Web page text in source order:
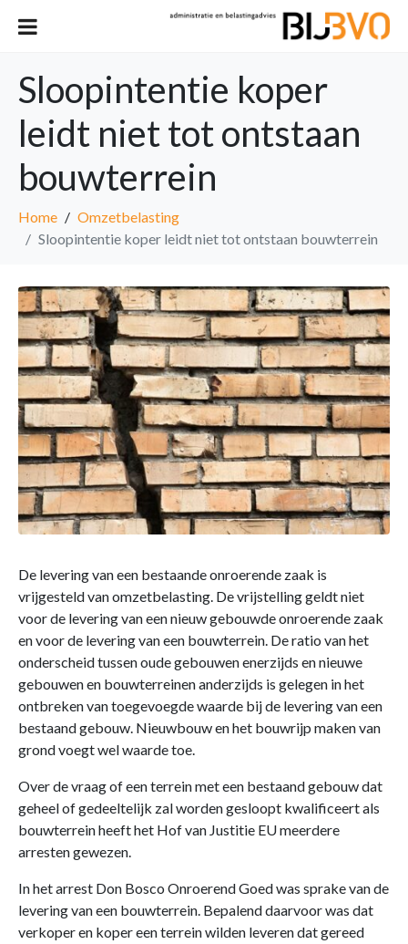
Sloopintentie koper
leidt niet tot ontstaan
bouwterrein
Home
Omzetbelasting
Sloopintentie koper leidt niet tot ontstaan bouwterrein
De levering van een bestaande onroerende zaak is
vrijgesteld van omzetbelasting. De vrijstelling geldt niet
voor de levering van een nieuw gebouwde onroerende zaak
en voor de levering van een bouwterrein. De ratio van het
onderscheid tussen oude gebouwen enerzijds en nieuwe
gebouwen en bouwterreinen anderzijds is gelegen in het
ontbreken van toegevoegde waarde bij de levering van een
bestaand gebouw. Nieuwbouw en het bouwrijp maken van
grond voegt wel waarde toe.
Over de vraag of een terrein met een bestaand gebouw dat
geheel of gedeeltelijk zal worden gesloopt kwalificeert als
bouwterrein heeft het Hof van Justitie EU meerdere
arresten gewezen.
In het arrest Don Bosco Onroerend Goed was sprake van de
levering van een bouwterrein. Bepalend daarvoor was dat
verkoper en koper een terrein wilden leveren dat gereed